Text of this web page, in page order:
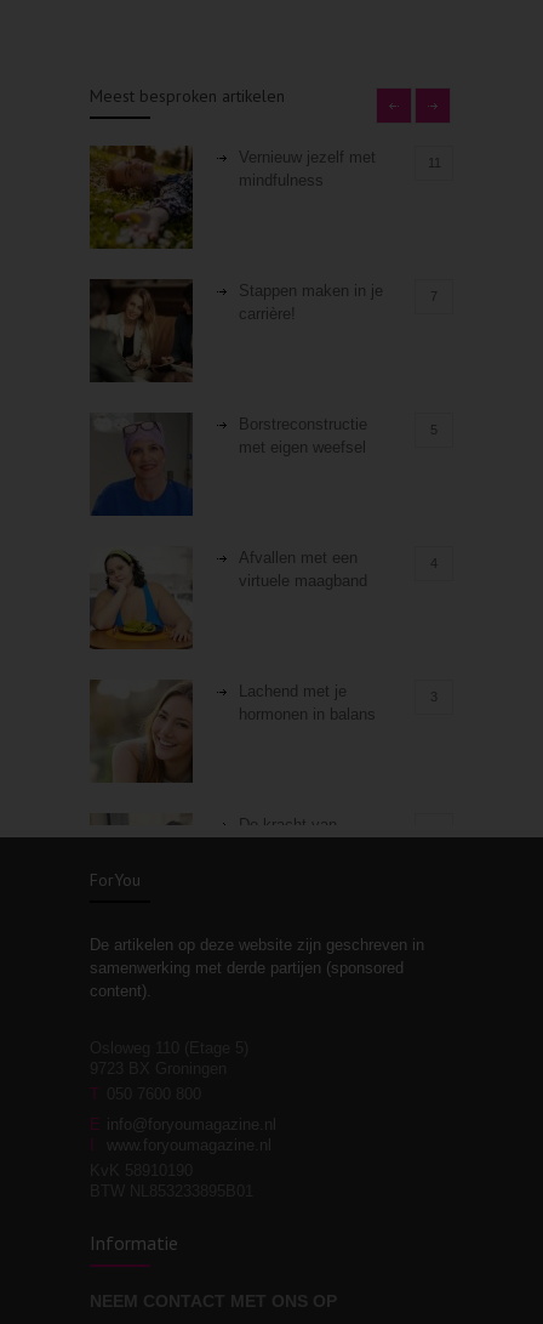
Meest besproken artikelen
Vernieuw jezelf met
mindfulness
Stappen maken in je
carrière!
7
Borstreconstructie
met eigen weefsel
5
Afvallen met een
virtuele maagband
4
Lachend met je
hormonen in balans
3
De kracht van
Stiefouderschap en
relaties
moeite!
ForYou
De artikelen op deze website zijn geschreven in
samenwerking met derde partijen (sponsored
content).
T
E info@foryoumagazine.nl
www.foryoumagazine.nl
Informatie
NEEM CONTACT MET ONS OP